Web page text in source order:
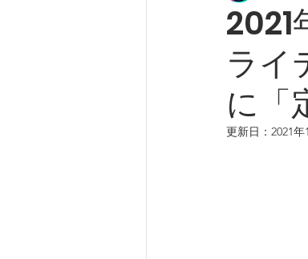
2021
ライ
に「
更新日： 2021年